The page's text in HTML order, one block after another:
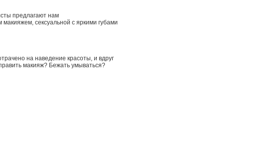
предлагают нам
сексуальной с яркими губами
на наведение красоты, и вдруг
макияж? Бежать умываться?